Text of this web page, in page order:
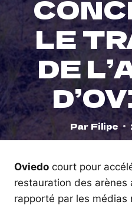
LE
DE
Par Filipe
Oviedo court pour
restauration des arènes
rapporté par les médias